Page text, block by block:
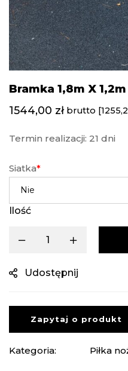
Bramka 1,8m X
1544,00 zł brutto [
Termin realizacji: 21 dni
*
Siatka
Ilość
Udostępnij
Zapytaj o produkt
Kategoria: Piłka